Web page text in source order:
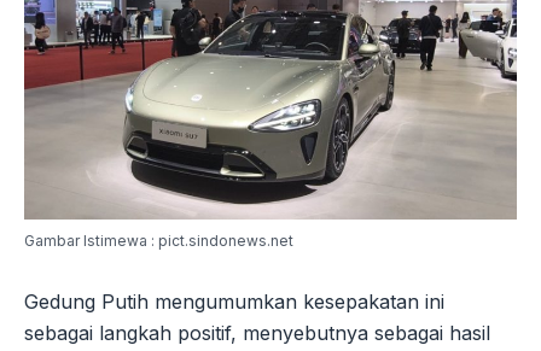
Gambar Istimewa : pict.sindonews.net
Gedung Putih mengumumkan kesepakatan ini
sebagai langkah positif, menyebutnya sebagai hasil